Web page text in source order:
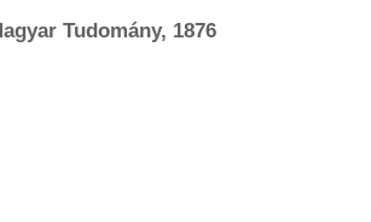
Tudomány, 1876